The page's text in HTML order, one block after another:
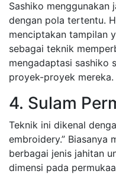
Sashiko menggunakan
dengan pola tertentu.
menciptakan tampilan
sebagai teknik
mengadaptasi sashiko
proyek-proyek mereka.
4. Sulam
Teknik ini dikenal
embroidery.” Biasanya
berbagai jenis jahitan
dimensi pada